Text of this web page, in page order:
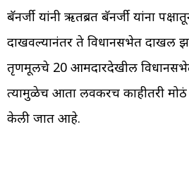
बॅनर्जी यांनी ऋतब्रत बॅनर्जी यांना
दाखवल्यानंतर ते विधानसभेत दाखल
तृणमूलचे 20 आमदारदेखील
त्यामुळेच आता लवकरच काहीतरी
केली जात आहे.